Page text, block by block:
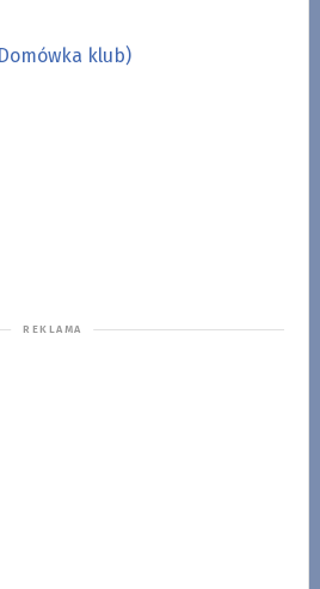
klub)